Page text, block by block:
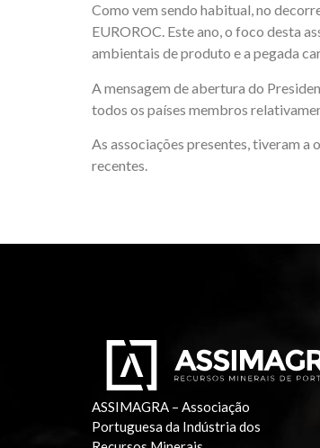
Como vem sendo habitual, no
EUROROC. Este ano, o foco desta
ambientais de produto e a pegada
A mensagem de abertura do
todos os países membros
As associações presentes, tiveram a
recentes.
ASSIMAGRA – Associação
Portuguesa da Indústria dos